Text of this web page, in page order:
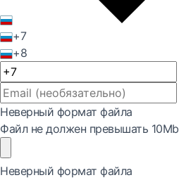
+7
+8
Неверный формат файла
Файл не должен превышать 10Mb
Неверный формат файла